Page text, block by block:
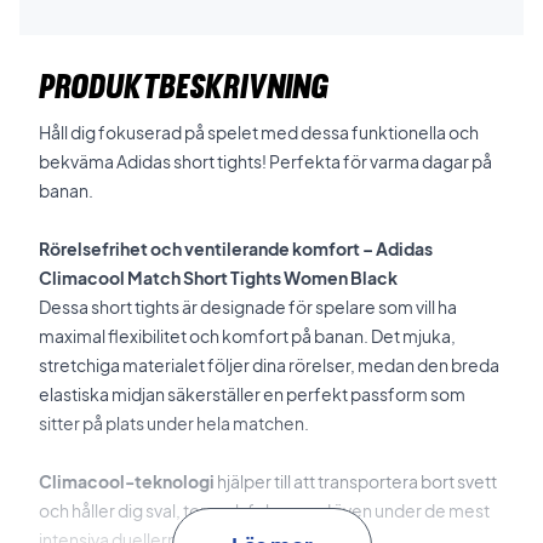
PRODUKTBESKRIVNING
Håll dig fokuserad på spelet med dessa funktionella och
bekväma Adidas short tights! Perfekta för varma dagar på
banan.
Rörelsefrihet och ventilerande komfort – Adidas
Climacool Match Short Tights Women Black
Dessa short tights är designade för spelare som vill ha
maximal flexibilitet och komfort på banan. Det mjuka,
stretchiga materialet följer dina rörelser, medan den breda
elastiska midjan säkerställer en perfekt passform som
sitter på plats under hela matchen.
Climacool-teknologi hjälper till att transportera bort svett
och håller dig sval, torr och fokuserad även under de mest